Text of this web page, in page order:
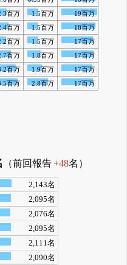
百万 1.5百万
19百万
百万 1.5百万
18百万
百万 1.5百万
17百万
百万 1.8百万
17百万
百万 1.9百万
17百万
百万 2.8百万 17百万
（前回報告+48名）
2,143名
2,095名
2,076名
2,095名
2,111名
2,090名